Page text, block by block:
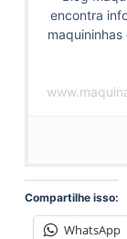
encontra
Compartilhe isso:
WhatsApp